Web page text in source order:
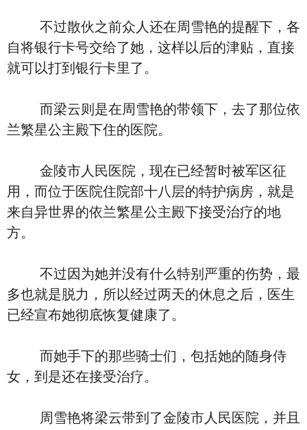
不过散伙之前众人还在周雪艳的提醒下，各
自将银行卡号交给了她，这样以后的津贴，直接
就可以打到银行卡里了。
而梁云则是在周雪艳的带领下，去了那位依
兰繁星公主殿下住的医院。
金陵市人民医院，现在已经暂时被军区征
用，而位于医院住院部十八层的特护病房，就是
来自异世界的依兰繁星公主殿下接受治疗的地
方。
不过因为她并没有什么特别严重的伤势，最
多也就是脱力，所以经过两天的休息之后，医生
已经宣布她彻底恢复健康了。
而她手下的那些骑士们，包括她的随身侍
女，到是还在接受治疗。
周雪艳将梁云带到了金陵市人民医院，并且